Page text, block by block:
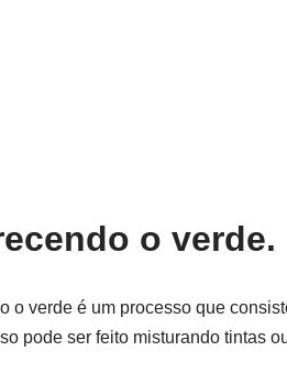
o verde.
o verde é um processo que
pode ser feito misturando tintas